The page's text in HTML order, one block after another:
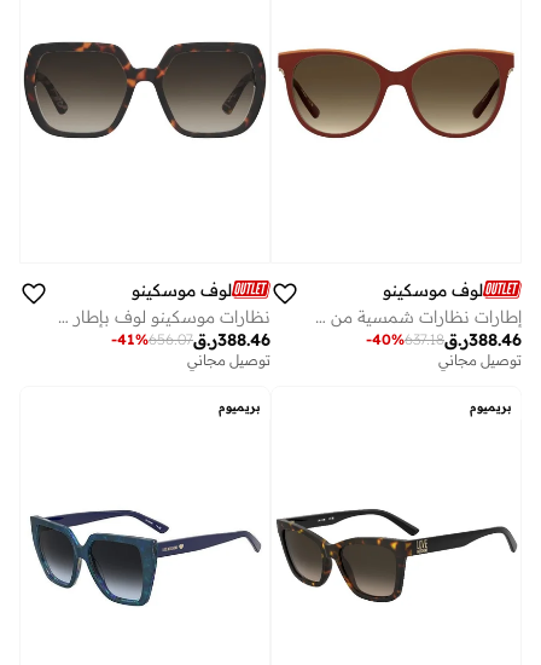
لوف موسكينو
إطارات نظارات شمسية من موسكينو لوف
ر.ق388.46
637.18
-40%
توصيل مجاني
لوف موسكينو
نظارات موسكينو لوف بإطار مربع
ر.ق388.46
656.07
-41%
توصيل مجاني
بريميوم بريميوم